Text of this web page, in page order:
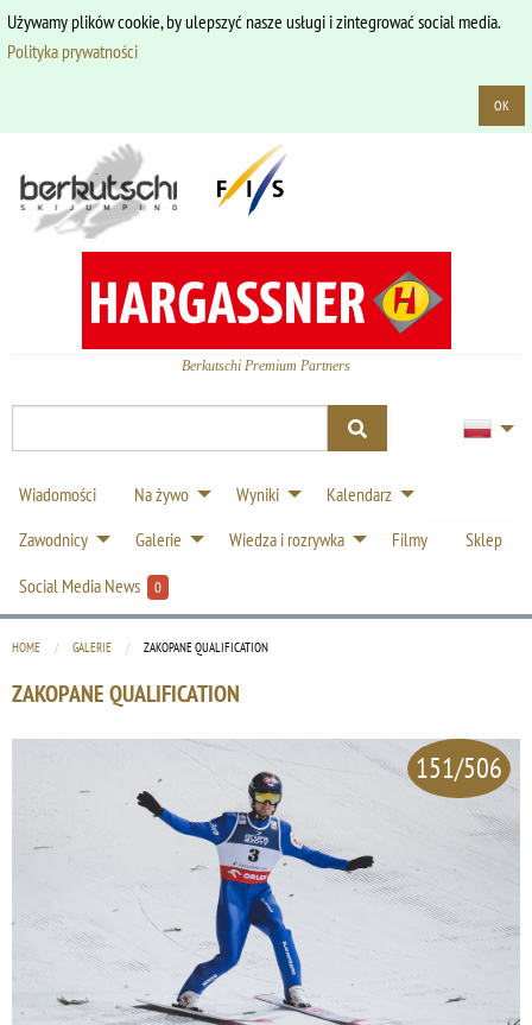
Używamy plików cookie, by ulepszyć nasze usługi i zintegrować social media.
Polityka prywatności
OK
Berkutschi Premium Partners
Wiadomości Na żywo Wyniki
Kalendarz
Zawodnicy
Galerie Wiedza i rozrywka Filmy
Sklep
Social Media News
0
HOME GALERIE CURRENT:
ZAKOPANE QUALIFICATION
ZAKOPANE QUALIFICATION
151/506